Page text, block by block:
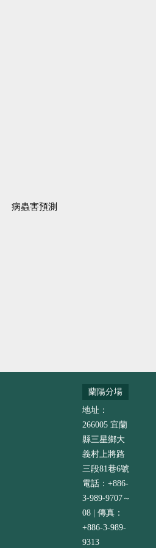
病蟲害預測
蘭陽分場
地址：
266005 宜蘭
縣三星鄉大
義村上將路
三段81巷6號
電話：+886-
3-989-9707～
08 | 傳真：
+886-3-989-
9313